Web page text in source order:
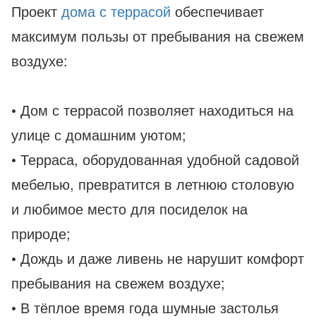
Проект дома с террасой обеспечивает
максимум пользы от пребывания на свежем
воздухе:
• Дом с террасой позволяет находиться на
улице с домашним уютом;
• Терраса, оборудованная удобной садовой
мебелью, превратится в летнюю столовую
и любимое место для посиделок на
природе;
• Дождь и даже ливень не нарушит комфорт
пребывания на свежем воздухе;
• В тёплое время года шумные застолья